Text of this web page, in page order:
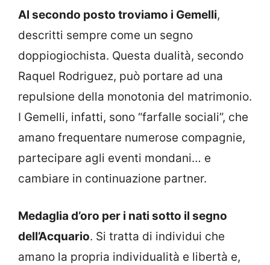
Al secondo posto troviamo i Gemelli,
descritti sempre come un segno
doppiogiochista. Questa dualità, secondo
Raquel Rodriguez, può portare ad una
repulsione della monotonia del matrimonio.
I Gemelli, infatti, sono “farfalle sociali”, che
amano frequentare numerose compagnie,
partecipare agli eventi mondani… e
cambiare in continuazione partner.
Medaglia d’oro per i nati sotto il segno
dell’Acquario. Si tratta di individui che
amano la propria individualità e libertà e,